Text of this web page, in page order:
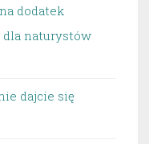
dodatek
dla naturystów
dajcie się